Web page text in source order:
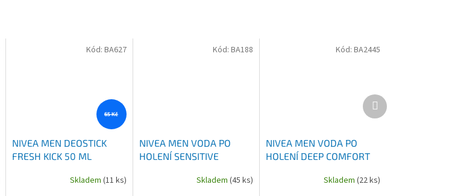
65 Kč
NIVEA MEN DEOSTICK
FRESH KICK 50 ML
Skladem (11 ks)
Kód: BA627
NIVEA MEN VODA PO
HOLENÍ SENSITIVE
Skladem(45 ks)
Kód:BA188
NIVEA MEN VODA PO
HOLENÍ DEEP COMFORT
Skladem (22 ks)
Kód: BA2445
Další
produkt